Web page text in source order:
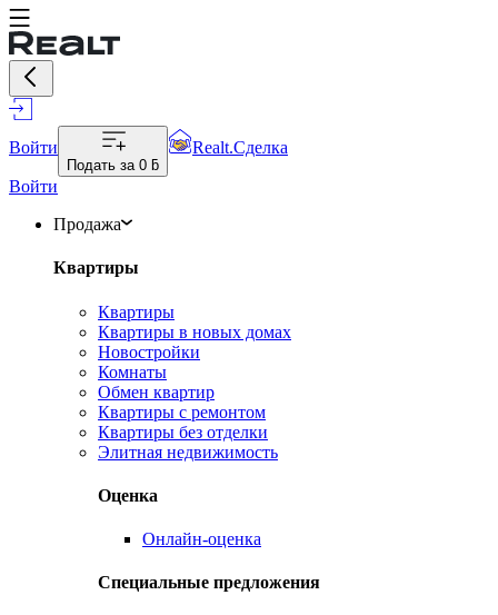
Войти
Подать за 0 ƃ
Realt.Сделка
Войти
Продажа
Квартиры
Квартиры
Квартиры в новых домах
Новостройки
Комнаты
Обмен квартир
Квартиры с ремонтом
Квартиры без отделки
Элитная недвижимость
Оценка
Онлайн-оценка
Специальные предложения